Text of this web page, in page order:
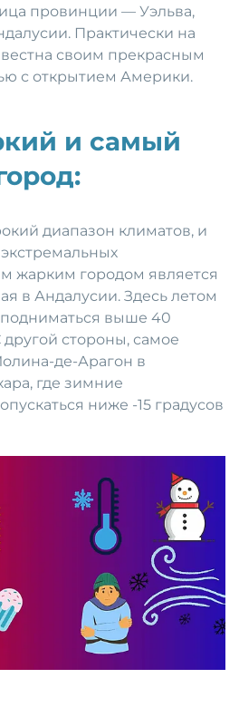
провинции — Уэльва,
Практически на
своим прекрасным
с открытием Америки.
и самый
диапазон климатов, и
жарким городом является
в Андалусии. Здесь летом
выше 40
другой стороны, самое
де-Арагон в
где зимние
ниже -15 градусов